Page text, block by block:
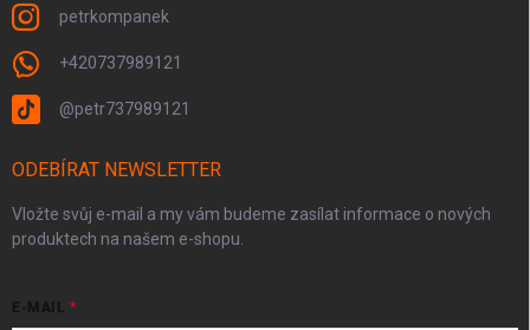
petrkompanek
+420737989121
@petr737989121
ODEBÍRAT NEWSLETTER
Vložte svůj e-mail a my vám budeme zasílat informace o nových
produktech na našem e-shopu.
E-MAIL